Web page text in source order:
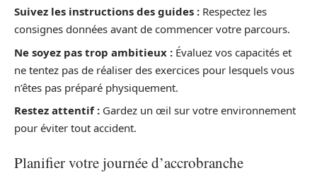
Suivez les instructions des guides : Respectez les
consignes données avant de commencer votre parcours.
Ne soyez pas trop ambitieux : Évaluez vos capacités et
ne tentez pas de réaliser des exercices pour lesquels vous
n’êtes pas préparé physiquement.
Restez attentif : Gardez un œil sur votre environnement
pour éviter tout accident.
Planifier votre journée d’accrobranche